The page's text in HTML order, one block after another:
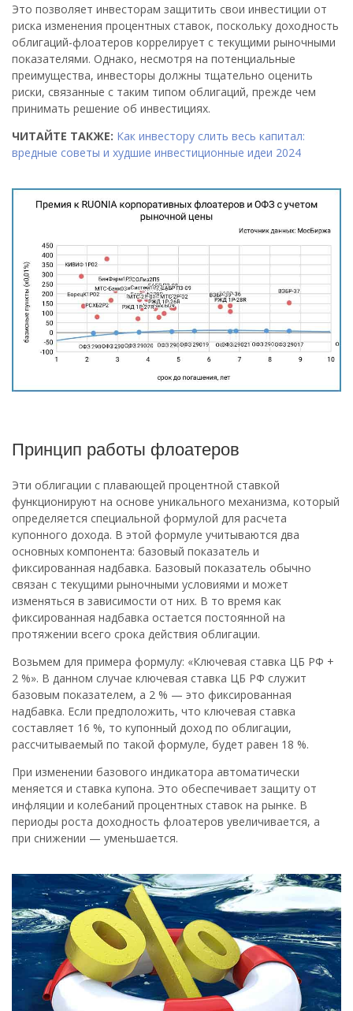
Это позволяет инвесторам защитить свои инвестиции от
риска изменения процентных ставок, поскольку доходность
облигаций-флоатеров коррелирует с текущими рыночными
показателями. Однако, несмотря на потенциальные
преимущества, инвесторы должны тщательно оценить
риски, связанные с таким типом облигаций, прежде чем
принимать решение об инвестициях.
ЧИТАЙТЕ ТАКЖЕ: Как инвестору слить весь капитал:
вредные советы и худшие инвестиционные идеи 2024
Принцип работы флоатеров
Эти облигации с плавающей процентной ставкой
функционируют на основе уникального механизма, который
определяется специальной формулой для расчета
купонного дохода. В этой формуле учитываются два
основных компонента: базовый показатель и
фиксированная надбавка. Базовый показатель обычно
связан с текущими рыночными условиями и может
изменяться в зависимости от них. В то время как
фиксированная надбавка остается постоянной на
протяжении всего срока действия облигации.
Возьмем для примера формулу: «Ключевая ставка ЦБ РФ +
2 %». В данном случае ключевая ставка ЦБ РФ служит
базовым показателем, а 2 % — это фиксированная
надбавка. Если предположить, что ключевая ставка
составляет 16 %, то купонный доход по облигации,
рассчитываемый по такой формуле, будет равен 18 %.
При изменении базового индикатора автоматически
меняется и ставка купона. Это обеспечивает защиту от
инфляции и колебаний процентных ставок на рынке. В
периоды роста доходность флоатеров увеличивается, а
при снижении — уменьшается.